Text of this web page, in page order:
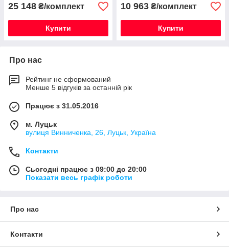
25 148 ₴/комплект
Купити
10 963 ₴/комплект
Купити
Про нас
Рейтинг не сформований
Менше 5 відгуків за останній рік
Працює з 31.05.2016
м. Луцьк
вулиця Винниченка, 26, Луцьк, Україна
Контакти
Сьогодні працює з 09:00 до 20:00
Показати весь графік роботи
Про нас
Контакти